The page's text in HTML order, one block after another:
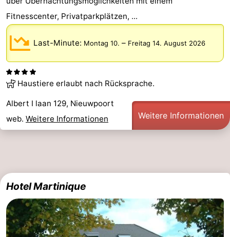
Fitnesscenter, Privatparkplätzen, ...
Last-Minute: Montag 10. – Freitag 14. August 2026
Haustiere erlaubt nach Rücksprache.
Albert I laan 129, Nieuwpoort
web. Weitere Informationen Weitere Informationen
Hotel Martinique